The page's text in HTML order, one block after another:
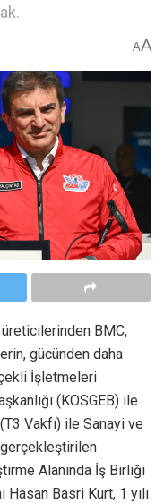
AA
üreticilerinden BMC,
gücünden daha
İşletmeleri
(KOSGEB) ile
Vakfı) ile Sanayi ve
gerçekleştirilen
Alanında İş Birliği
Hasan Basri Kurt, 1 yılı